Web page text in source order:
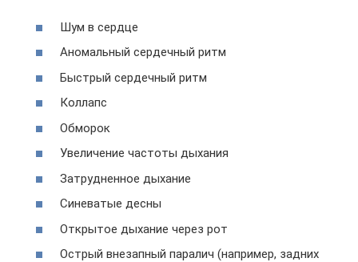
Шум в сердце
Аномальный сердечный ритм
Быстрый сердечный ритм
Коллапс
Обморок
Увеличение частоты дыхания
Затрудненное дыхание
Синеватые десны
Открытое дыхание через рот
Острый внезапный паралич (например, задних